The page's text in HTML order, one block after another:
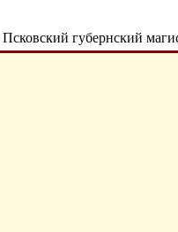
губернский